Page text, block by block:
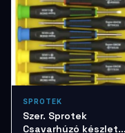
SPROTEK
Szer. Sprotek
Csavarhúzó készlet